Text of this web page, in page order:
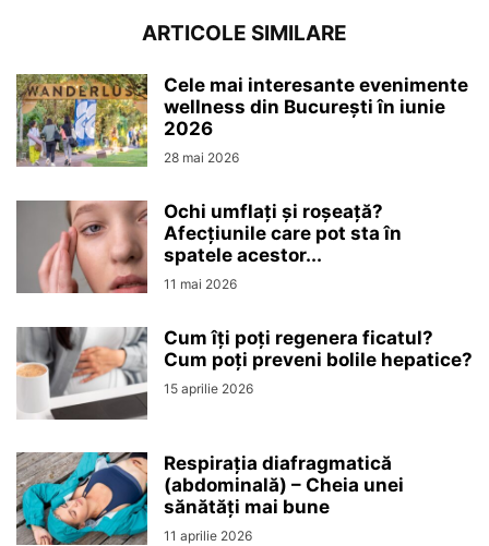
ARTICOLE SIMILARE
Cele mai interesante evenimente
wellness din București în iunie
2026
28 mai 2026
Ochi umflați și roșeață?
Afecțiunile care pot sta în
spatele acestor...
11 mai 2026
Cum îți poți regenera ficatul?
Cum poți preveni bolile hepatice?
15 aprilie 2026
Respirația diafragmatică
(abdominală) – Cheia unei
sănătăți mai bune
11 aprilie 2026